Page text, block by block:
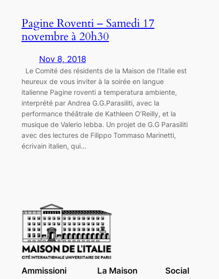
Pagine Roventi – Samedi 17
novembre à 20h30
Nov 8, 2018
Le Comité des résidents de la Maison de l’Italie est
heureux de vous inviter à la soirée en langue
italienne Pagine roventi a temperatura ambiente,
interprété par Andrea G.G.Parasiliti, avec la
performance théâtrale de Kathleen O’Reilly, et la
musique de Valerio Iebba. Un projet de G.G Parasiliti
avec des lectures de Filippo Tommaso Marinetti,
écrivain italien, qui…
Ammissioni La Maison Social